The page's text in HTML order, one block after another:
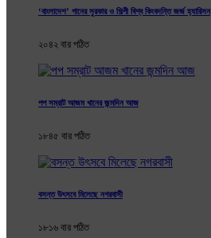
‘বাংলাদেশ’ গানের সুরকার ও শিল্পী বিশ্ব কিংবদন্তি জর্জ হ্যারিসন
২০৪২ বার পঠিত
পপ সম্রাট আজম খানের জন্মদিন আজ
১৮৪৫ বার পঠিত
বসন্ত উৎসবে মিলেছে নগরবাসী
১৮১৬ বার পঠিত